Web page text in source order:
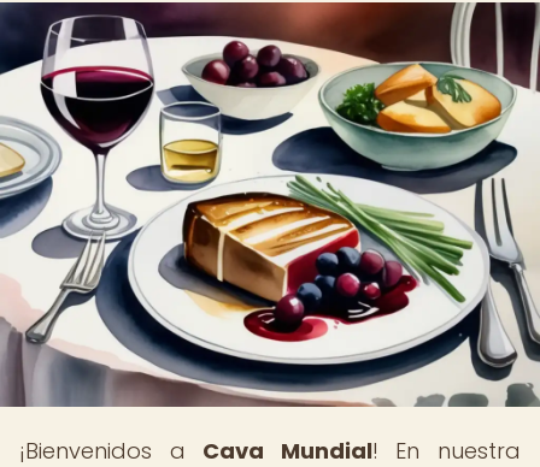
¡Bienvenidos a Cava Mundial! En nuestra